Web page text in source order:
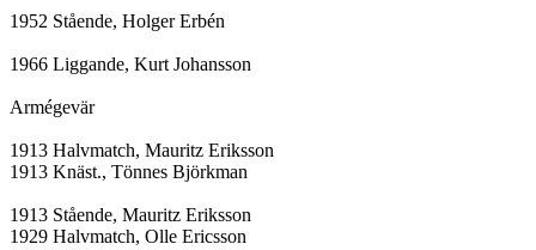
1952 Stående, Holger Erbén
1966 Liggande, Kurt Johansson
Armégevär
1913 Halvmatch, Mauritz Eriksson
1913 Knäst., Tönnes Björkman
1913 Stående, Mauritz Eriksson
1929 Halvmatch, Olle Ericsson